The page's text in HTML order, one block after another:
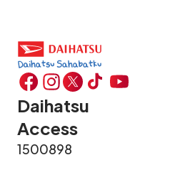
Daihatsu
Access
1500898